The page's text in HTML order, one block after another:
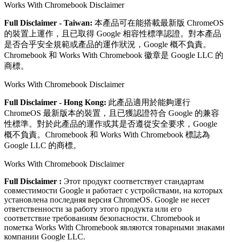
Works With Chromebook Disclaimer
Full Disclaimer - Taiwan: 本產品可在能搭載最新版 ChromeOS
的裝置上運作，且已取得 Google 相容性標準認證。對本產品
是否合乎安全規範或產品的運作狀況，Google 概不負責。
Chromebook 和 Works With Chromebook 徽章是 Google LLC 的
商標。
Works With Chromebook Disclaimer
Full Disclaimer - Hong Kong: 此產品適用於能夠運行
ChromeOS 最新版本的裝置，且已獲認證符合 Google 的兼容
性標準。對於此產品的運作或其是否遵從安全要求，Google
概不負責。Chromebook 和 Works With Chromebook 標誌為
Google LLC 的商標。
Works With Chromebook Disclaimer
Full Disclaimer : Этот продукт соответствует стандартам
совместимости Google и работает с устройствами, на которых
установлена последняя версия ChromeOS. Google не несет
ответственности за работу этого продукта или его
соответствие требованиям безопасности. Chromebook и
пометка Works With Chromebook являются товарными знаками
компании Google LLC.